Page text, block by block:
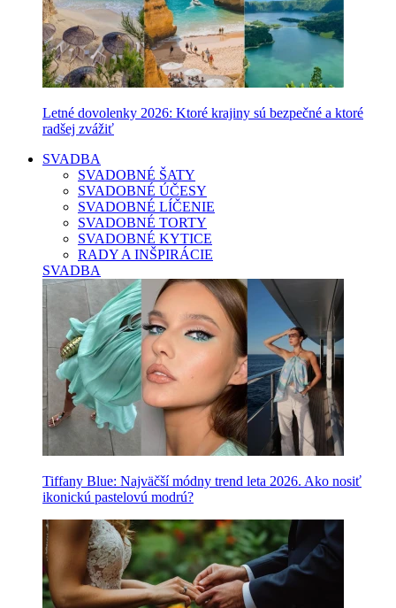
Letné dovolenky 2026: Ktoré krajiny sú bezpečné a ktoré
radšej zvážiť
SVADBA
SVADOBNÉ ŠATY
SVADOBNÉ ÚČESY
SVADOBNÉ LÍČENIE
SVADOBNÉ TORTY
SVADOBNÉ KYTICE
RADY A INŠPIRÁCIE
SVADBA
Tiffany Blue: Najväčší módny trend leta 2026. Ako nosiť
ikonickú pastelovú modrú?